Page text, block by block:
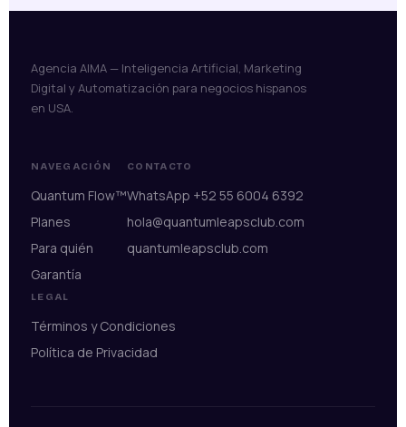
Agencia AIMA — Inteligencia Artificial, Marketing
Digital y Automatización para negocios hispanos
en USA.
NAVEGACIÓN
Quantum Flow™
Planes
Para quién
Garantía
CONTACTO
WhatsApp +52 55 6004 6392
hola@quantumleapsclub.com
quantumleapsclub.com
LEGAL
Términos y Condiciones
Política de Privacidad